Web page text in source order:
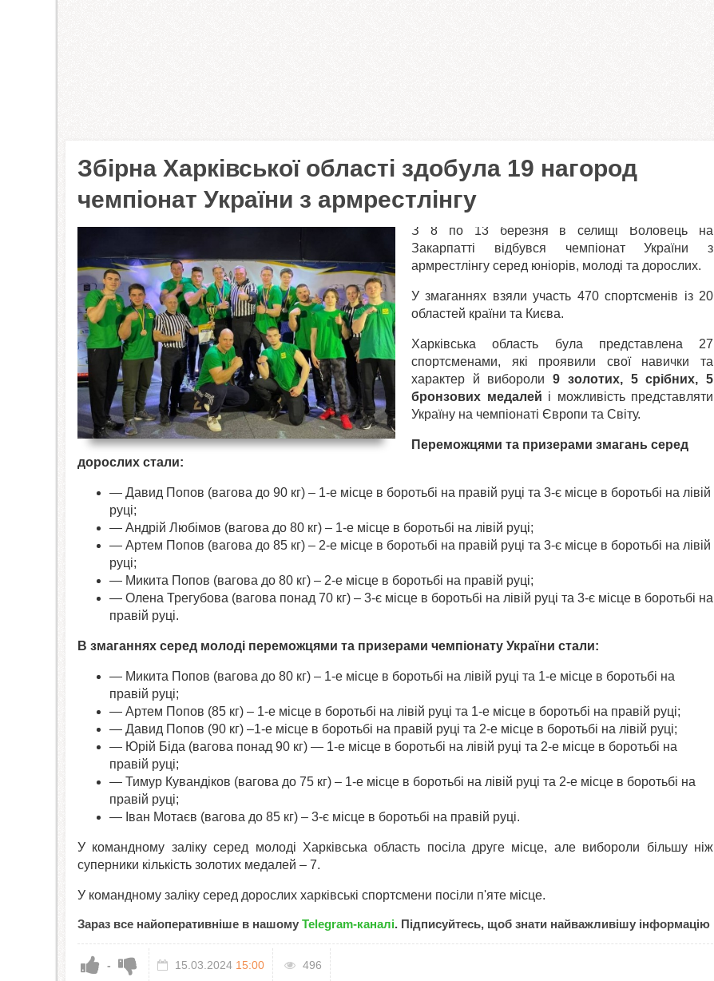
Збірна Харківської області здобула 19 нагород
чемпіонат України з армрестлінгу
З 8 по 13 березня в селищі Воловець на
Закарпатті відбувся чемпіонат України з
армрестлінгу серед юніорів, молоді та дорослих.
У змаганнях взяли участь 470 спортсменів із 20
областей країни та Києва.
Харківська область була представлена 27
спортсменами, які проявили свої навички та
характер й вибороли9 золотих, 5 срібних, 5
бронзових медалей і можливість представляти
Україну на чемпіонаті Європи та Світу.
Переможцями та призерами змагань серед
дорослих стали:
— Давид Попов (вагова до 90 кг) – 1-е місце в боротьбі на правій руці та 3-є місце в боротьбі на лівій
руці;
— Андрій Любімов (вагова до 80 кг) – 1-е місце в боротьбі на лівій руці;
— Артем Попов (вагова до 85 кг) – 2-е місце в боротьбі на правій руці та 3-є місце в боротьбі на лівій
руці;
— Микита Попов (вагова до 80 кг) – 2-е місце в боротьбі на правій руці;
— Олена Трегубова (вагова понад 70 кг) – 3-є місце в боротьбі на лівій руці та 3-є місце в боротьбі на
правій руці.
В змаганнях серед молоді переможцями та призерами чемпіонату України стали:
— Микита Попов (вагова до 80 кг) – 1-е місце в боротьбі на лівій руці та 1-е місце в боротьбі на
правій руці;
— Артем Попов (85 кг) – 1-е місце в боротьбі на лівій руці та 1-е місце в боротьбі на правій руці;
— Давид Попов (90 кг) –1-е місце в боротьбі на правій руці та 2-е місце в боротьбі на лівій руці;
— Юрій Біда (вагова понад 90 кг) — 1-е місце в боротьбі на лівій руці та 2-е місце в боротьбі на
правій руці;
— Тимур Кувандіков (вагова до 75 кг) – 1-е місце в боротьбі на лівій руці та 2-е місце в боротьбі на
правій руці;
— Іван Мотаєв (вагова до 85 кг) – 3-є місце в боротьбі на правій руці.
У командному заліку серед молоді Харківська область посіла друге місце, але вибороли більшу ніж
суперники кількість золотих медалей – 7.
У командному заліку серед дорослих харківські спортсмени посіли п'яте місце.
Зараз все найоперативніше в нашому Telegram-каналі. Підписуйтесь, щоб знати найважливішу інформацію
- 15.03.2024 15:00 496